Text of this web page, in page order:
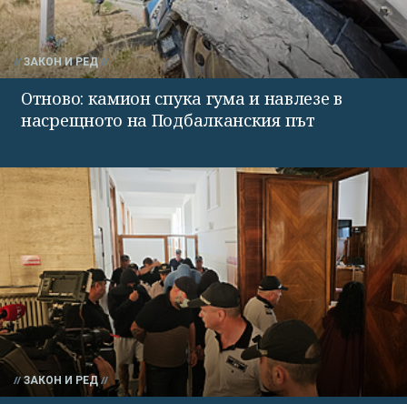
ЗАКОН И РЕД
Отново: камион спука гума и навлезе в
насрещното на Подбалканския път
ЗАКОН И РЕД